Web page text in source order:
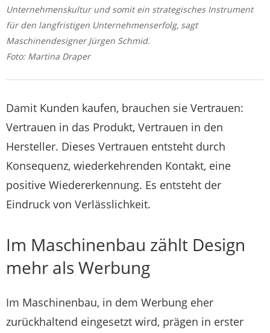
Unternehmenskultur und somit ein strategisches Instrument
für den langfristigen Unternehmenserfolg, sagt
Maschinendesigner Jürgen Schmid.
Foto: Martina Draper
Damit Kunden kaufen, brauchen sie Vertrauen:
Vertrauen in das Produkt, Vertrauen in den
Hersteller. Dieses Vertrauen entsteht durch
Konsequenz, wiederkehrenden Kontakt, eine
positive Wiedererkennung. Es entsteht der
Eindruck von Verlässlichkeit.
Im Maschinenbau zählt Design
mehr als Werbung
Im Maschinenbau, in dem Werbung eher
zurückhaltend eingesetzt wird, prägen in erster